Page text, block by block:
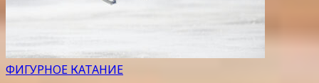
ФИГУРНОЕ КАТАНИЕ